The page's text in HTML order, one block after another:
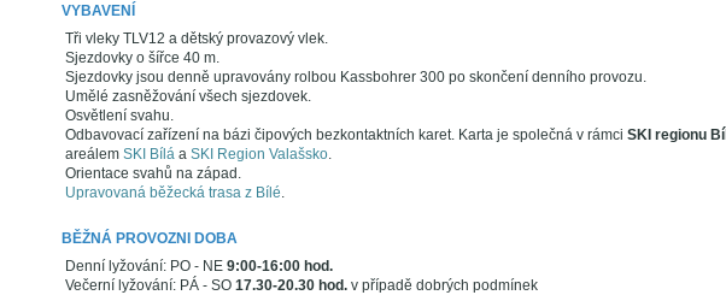
VYBAVENÍ
Tři vleky TLV12 a dětský provazový vlek.
Sjezdovky o šířce 40 m.
Sjezdovky jsou denně upravovány rolbou Kassbohrer 300 po skončení denního provozu.
Umělé zasněžování všech sjezdovek.
Osvětlení svahu.
Odbavovací zařízení na bázi čipových bezkontaktních karet. Karta je společná v rámciSKI regionu
areálem SKI Bílá a SKI Region Valašsko.
Orientace svahů na západ.
Upravovaná běžecká trasa z Bílé
BĚŽNÁ PROVOZNI DOBA
Denní lyžování: PO - NE 9:00-16:00 hod.
Večerní lyžování: PÁ - SO 17.30-20.30 hod.v případě dobrých podmínek